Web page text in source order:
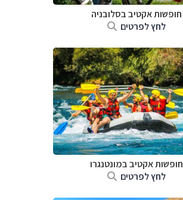
חופשות אקטיב בסלובניה
לחץ לפרטים
חופשות אקטיב במונטנגרו
לחץ לפרטים